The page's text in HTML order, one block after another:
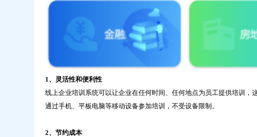
1、灵活性和便利性
线上企业培训系统可以让企业在任何时间、任何地点为员工提供培训，
通过手机、平板电脑等移动设备参加培训，不受设备限制。
2、节约成本